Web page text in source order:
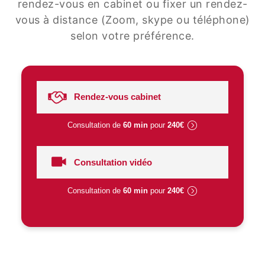
rendez-vous en cabinet ou fixer un rendez-
vous à distance (Zoom, skype ou téléphone)
selon votre préférence.
Rendez-vous cabinet
Consultation de 60 minpour 240€
Consultation vidéo
Consultation de 60 minpour 240€